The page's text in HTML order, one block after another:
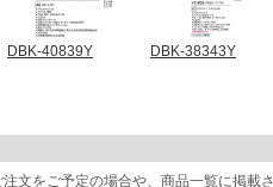
DBK-40839Y DBK-38343Y
文をご予定の場合や、商品一覧に掲載